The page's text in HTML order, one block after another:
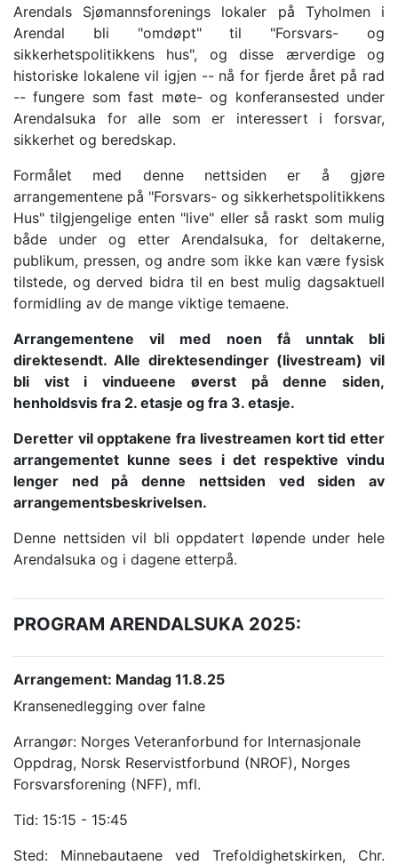
Arendals Sjømannsforenings lokaler på Tyholmen i
Arendal bli "omdøpt" til "Forsvars- og
sikkerhetspolitikkens hus", og disse ærverdige og
historiske lokalene vil igjen -- nå for fjerde året på rad
-- fungere som fast møte- og konferansested under
Arendalsuka for alle som er interessert i forsvar,
sikkerhet og beredskap.
Formålet med denne nettsiden er å gjøre
arrangementene på "Forsvars- og sikkerhetspolitikkens
Hus" tilgjengelige enten "live" eller så raskt som mulig
både under og etter Arendalsuka, for deltakerne,
publikum, pressen, og andre som ikke kan være fysisk
tilstede, og derved bidra til en best mulig dagsaktuell
formidling av de mange viktige temaene.
Arrangementene vil med noen få unntak bli
direktesendt. Alle direktesendinger (livestream) vil
bli vist i vindueene øverst på denne siden,
henholdsvis fra 2. etasje og fra 3. etasje.
Deretter vil opptakene fra livestreamen kort tid etter
arrangementet kunne sees i det respektive vindu
lenger ned på denne nettsiden ved siden av
arrangementsbeskrivelsen.
Denne nettsiden vil bli oppdatert løpende under hele
Arendalsuka og i dagene etterpå.
PROGRAM ARENDALSUKA 2025:
Arrangement: Mandag 11.8.25
Kransenedlegging over falne
Arrangør: Norges Veteranforbund for Internasjonale
Oppdrag, Norsk Reservistforbund (NROF), Norges
Forsvarsforening (NFF), mfl.
Tid: 15:15 - 15:45
Sted: Minnebautaene ved Trefoldighetskirken, Chr.